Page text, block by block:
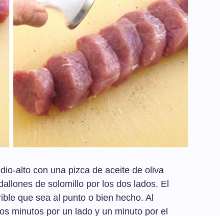
alto con una pizca de aceite de oliva
de solomillo por los dos lados. El
que sea al punto o bien hecho. Al
minutos por un lado y un minuto por el